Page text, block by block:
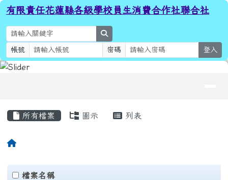
跳至主內容區
有限責任花蓮縣各級學校員生消費
有限責任花蓮縣各級學校員生消費合作社聯合社
帳號 密碼 登入
所有檔案 圖示 列表
回首頁
Files List
clickAll
檔案名稱